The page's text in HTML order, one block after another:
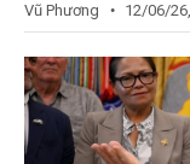
Vũ Phương 12/06/